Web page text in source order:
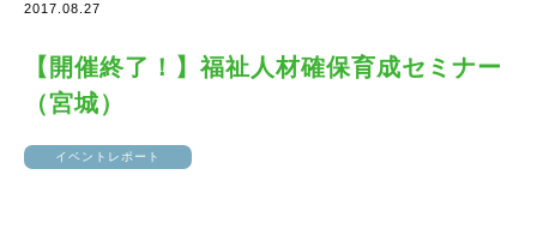
2017.08.27
【開催終了！】福祉人材確保育成セミナー
（宮城）
イベントレポート